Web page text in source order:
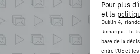
Pour plus
et la
Dublin 4,
Remarque : le
base de la
entre l'UE et les